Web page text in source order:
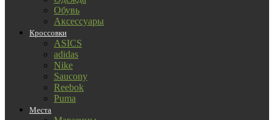
Обувь
Аксессуары
Кроссовки
ASICS
adidas
Nike
Saucony
Reebok
Puma
Места